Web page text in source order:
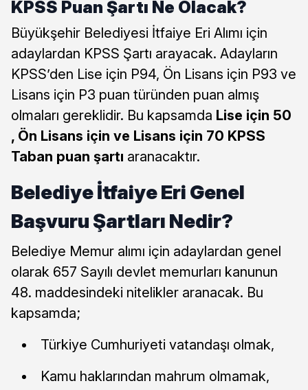
KPSS Puan Şartı Ne Olacak?
Büyükşehir Belediyesi İtfaiye Eri Alımı için
adaylardan KPSS Şartı arayacak. Adayların
KPSS’den Lise için P94, Ön Lisans için P93 ve
Lisans için P3 puan türünden puan almış
olmaları gereklidir. Bu kapsamda Lise için 50
, Ön Lisans için ve Lisans için 70 KPSS
Taban puan şartı aranacaktır.
Belediye İtfaiye Eri Genel
Başvuru Şartları Nedir?
Belediye Memur alımı için adaylardan genel
olarak 657 Sayılı devlet memurları kanunun
48. maddesindeki nitelikler aranacak. Bu
kapsamda;
Türkiye Cumhuriyeti vatandaşı olmak,
Kamu haklarından mahrum olmamak,